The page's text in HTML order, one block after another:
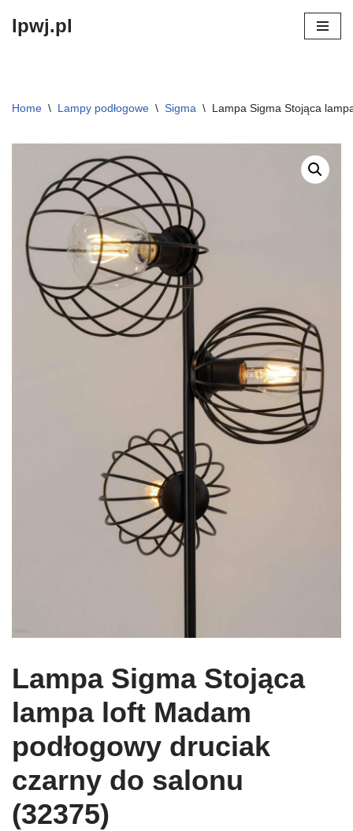
lpwj.pl
Home \ Lampy podłogowe \ Sigma \ Lampa Sigma Stojąca
Lampa Sigma Stojąca
lampa loft Madam
podłogowy druciak
czarny do salonu
(32375)